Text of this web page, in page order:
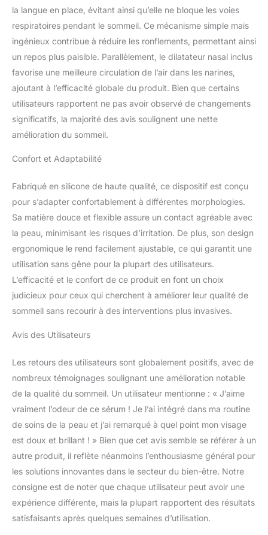
la langue en place, évitant ainsi qu’elle ne bloque les voies
respiratoires pendant le sommeil. Ce mécanisme simple mais
ingénieux contribue à réduire les ronflements, permettant ainsi
un repos plus paisible. Parallèlement, le dilatateur nasal inclus
favorise une meilleure circulation de l’air dans les narines,
ajoutant à l’efficacité globale du produit. Bien que certains
utilisateurs rapportent ne pas avoir observé de changements
significatifs, la majorité des avis soulignent une nette
amélioration du sommeil.
Confort et Adaptabilité
Fabriqué en silicone de haute qualité, ce dispositif est conçu
pour s’adapter confortablement à différentes morphologies.
Sa matière douce et flexible assure un contact agréable avec
la peau, minimisant les risques d’irritation. De plus, son design
ergonomique le rend facilement ajustable, ce qui garantit une
utilisation sans gêne pour la plupart des utilisateurs.
L’efficacité et le confort de ce produit en font un choix
judicieux pour ceux qui cherchent à améliorer leur qualité de
sommeil sans recourir à des interventions plus invasives.
Avis des Utilisateurs
Les retours des utilisateurs sont globalement positifs, avec de
nombreux témoignages soulignant une amélioration notable
de la qualité du sommeil. Un utilisateur mentionne : « J’aime
vraiment l’odeur de ce sérum ! Je l’ai intégré dans ma routine
de soins de la peau et j’ai remarqué à quel point mon visage
est doux et brillant ! » Bien que cet avis semble se référer à un
autre produit, il reflète néanmoins l’enthousiasme général pour
les solutions innovantes dans le secteur du bien-être. Notre
consigne est de noter que chaque utilisateur peut avoir une
expérience différente, mais la plupart rapportent des résultats
satisfaisants après quelques semaines d’utilisation.